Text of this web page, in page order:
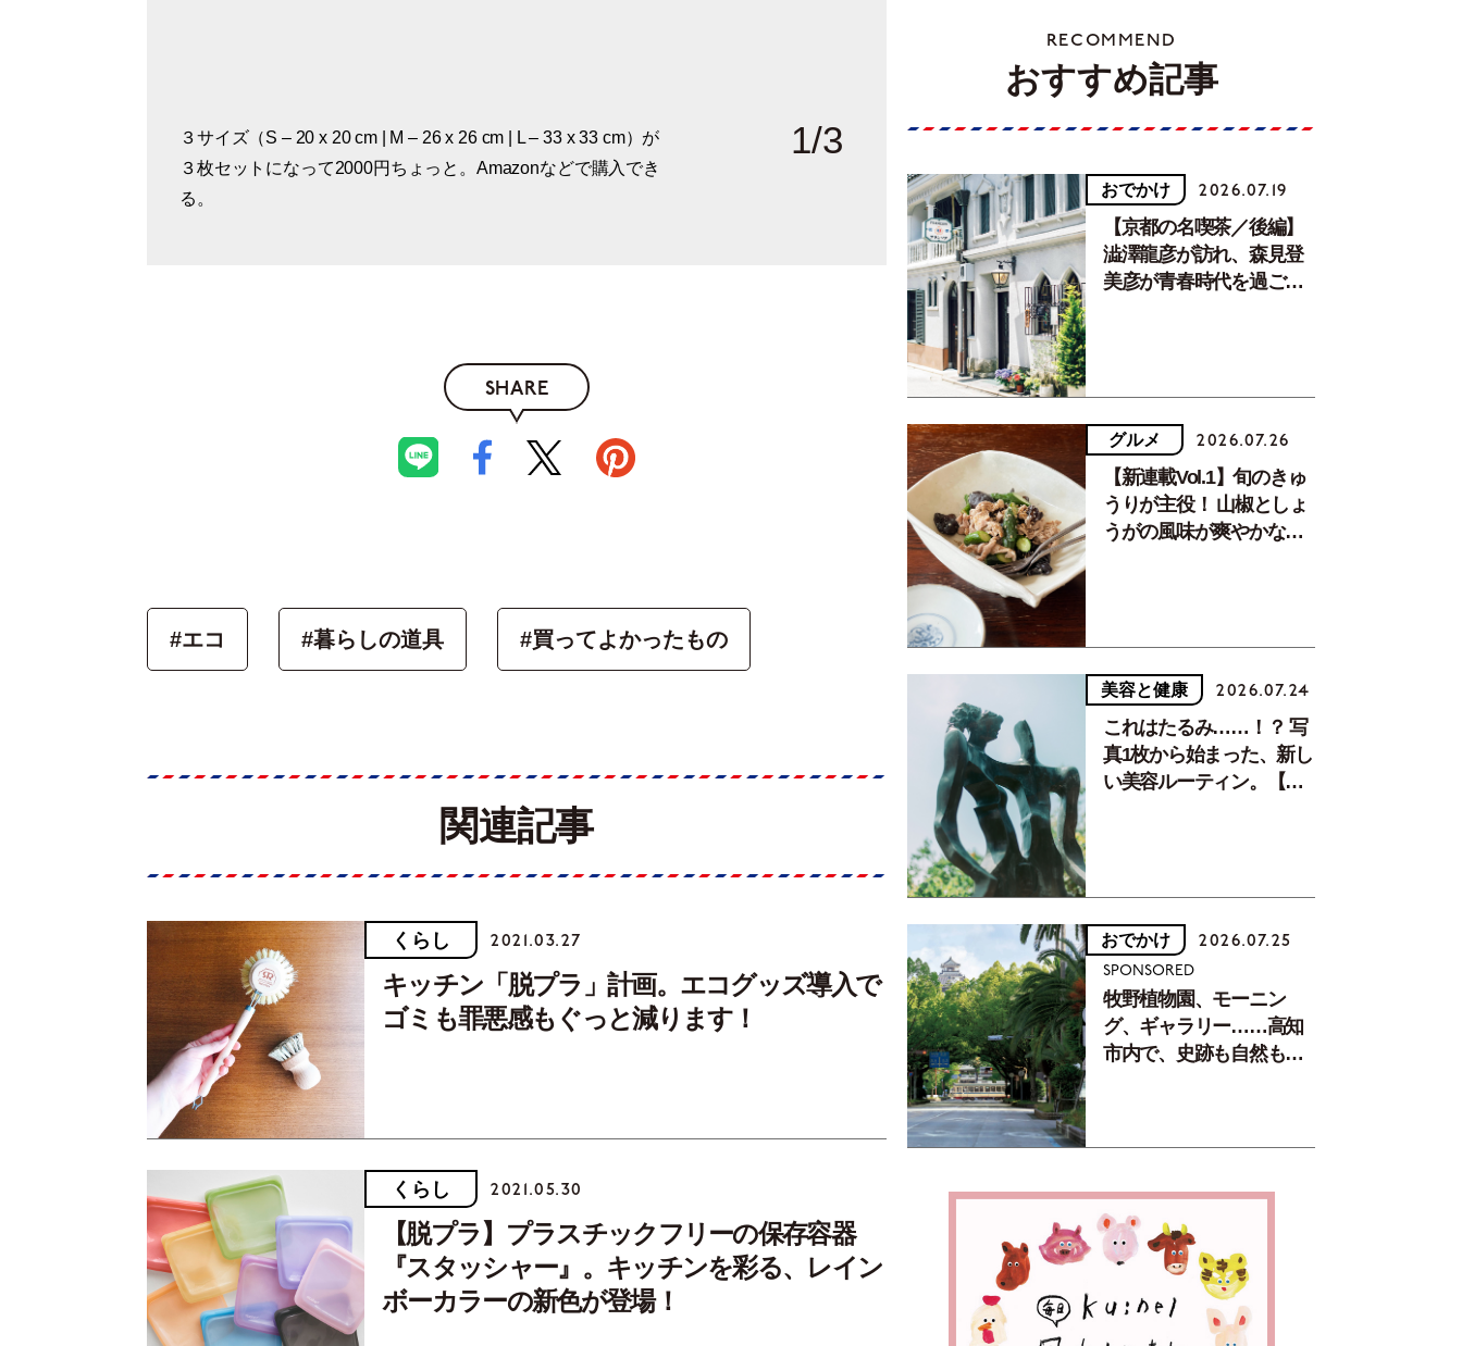
３サイズ（S – 20 x 20 cm | M – 26 x 26 cm | L – 33 x 33 cm）が
３枚セットになって2000円ちょっと。Amazonなどで購入でき
る。
こうしてお皿にぴったりと密着する。
蜂のロゴマーク 1/3
SHARE
#エコ #暮らしの道具 #買ってよかったもの
関連記事
くらし 2021.03.27
キッチン「脱プラ」計画。エコグッズ導入で
ゴミも罪悪感もぐっと減ります！
くらし 2021.05.30
【脱プラ】プラスチックフリーの保存容器
『スタッシャー』。キッチンを彩る、レイン
ボーカラーの新色が登場！
RECOMMEND
おすすめ記事
おでかけ 2026.07.19
【京都の名喫茶／後編】
澁澤龍彦が訪れ、森見登
美彦が青春時代を過ごし
グルメ 2026.07.26
【新連載Vol.1】旬のきゅ
うりが主役！ 山椒としょ
うがの風味が爽やかな、
美容と健康 2026.07.24
これはたるみ……！？ 写
真1枚から始まった、新し
い美容ルーティン。【中
おでかけ 2026.07.25
SPONSORED
牧野植物園、モーニン
グ、ギャラリー……高知
市内で、史跡も自然もグ